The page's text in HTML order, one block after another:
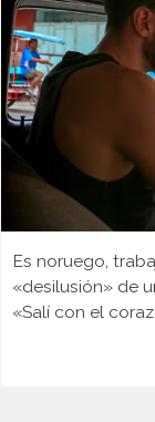
Es noruego,
«desilusión» de
«Salí con el